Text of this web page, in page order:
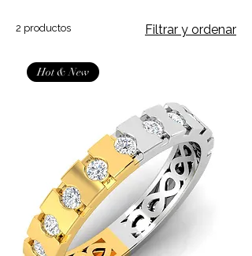
2 productos Filtrar y ordenar
Hot & New